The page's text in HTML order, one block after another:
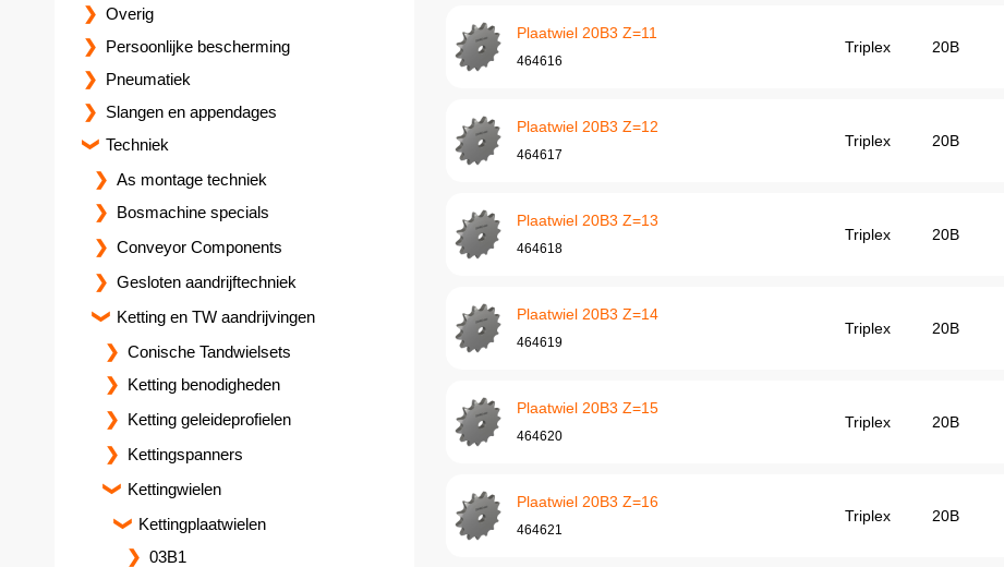
Plaatwiel 20B3 Z=11
464616
Triplex 20B
Plaatwiel 20B3 Z=12
464617
Triplex 20B
Plaatwiel 20B3 Z=13
464618
Triplex 20B
Plaatwiel 20B3 Z=14
464619
Triplex 20B
Plaatwiel 20B3 Z=15
464620
Triplex 20B
Plaatwiel 20B3 Z=16
464621
Triplex 20B
Overig
Persoonlijke bescherming
Pneumatiek
Slangen en appendages
Techniek
As montage techniek
Bosmachine specials
Conveyor Components
Gesloten aandrijftechniek
Ketting en TW aandrijvingen
Conische Tandwielsets
Ketting benodigheden
Ketting geleideprofielen
Kettingspanners
Kettingwielen
Kettingplaatwielen
03B1